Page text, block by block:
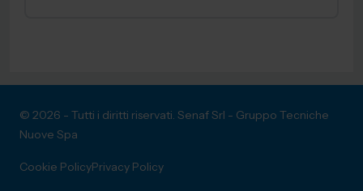
© 2026 - Tutti i diritti riservati. Senaf Srl - Gruppo Tecniche
Nuove Spa
Cookie PolicyPrivacy Policy